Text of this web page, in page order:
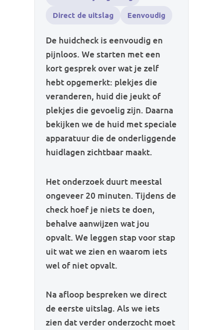
Direct de uitslag Eenvoudig
De huidcheck is eenvoudig en
pijnloos. We starten met een
kort gesprek over wat je zelf
hebt opgemerkt: plekjes die
veranderen, huid die jeukt of
plekjes die gevoelig zijn. Daarna
bekijken we de huid met speciale
apparatuur die de onderliggende
huidlagen zichtbaar maakt.
Het onderzoek duurt meestal
ongeveer 20 minuten. Tijdens de
check hoef je niets te doen,
behalve aanwijzen wat jou
opvalt. We leggen stap voor stap
uit wat we zien en waarom iets
wel of niet opvalt.
Na afloop bespreken we direct
de eerste uitslag. Als we iets
zien dat verder onderzocht moet